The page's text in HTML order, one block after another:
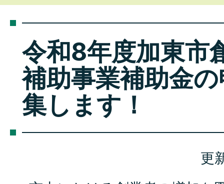
令和8年度加東市
補助事業補助金
集します！
更